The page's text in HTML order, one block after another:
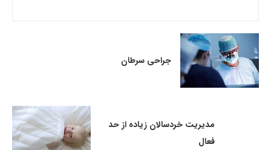
جراحی سرطان
مدیریت خردسالان زیاده از حد
فعال